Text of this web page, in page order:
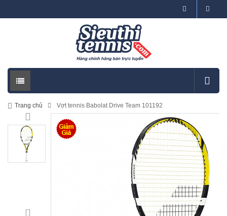
Trang chủ Vợt tennis Babolat Drive Team 101192